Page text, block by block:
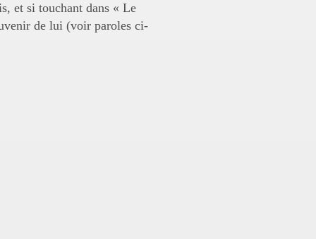
et si touchant dans « Le
de lui (voir paroles ci-